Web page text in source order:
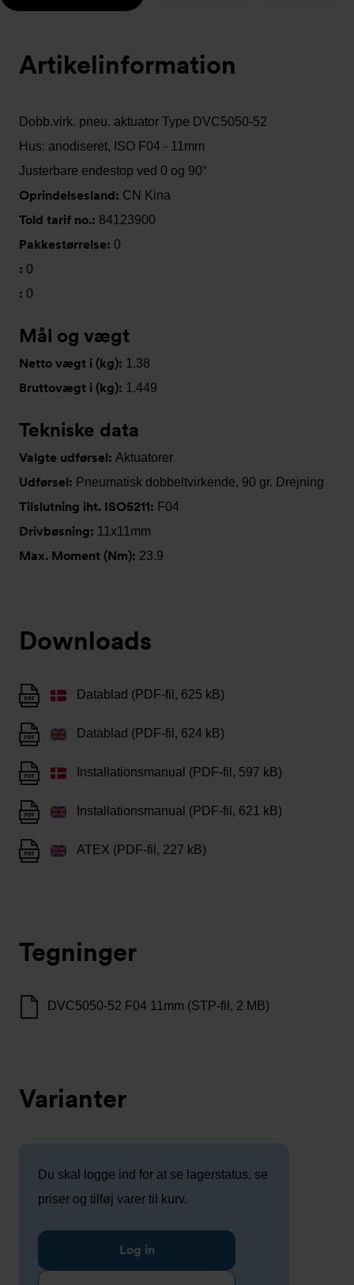
Artikelinformation
Dobb.virk. pneu. aktuator Type DVC5050-52
Hus: anodiseret, ISO F04 - 11mm
Justerbare endestop ved 0 og 90°
Oprindelsesland: CN Kina
Told tarif no.: 84123900
Pakkestørrelse: 0
: 0
: 0
Mål og vægt
Netto vægt i (kg): 1.38
Bruttovægt i (kg): 1.449
Tekniske data
Valgte udførsel: Aktuatorer
Udførsel: Pneumatisk dobbeltvirkende, 90 gr. Drejning
Tilslutning iht. ISO5211: F04
Drivbøsning: 11x11mm
Max. Moment (Nm): 23.9
Downloads
Datablad (PDF-fil, 625 kB)
Datablad (PDF-fil, 624 kB)
Installationsmanual (PDF-fil, 597 kB)
Installationsmanual (PDF-fil, 621 kB)
ATEX (PDF-fil, 227 kB)
Tegninger
DVC5050-52 F04 11mm (STP-fil, 2 MB)
Varianter
Du skal logge ind for at se lagerstatus, se
priser og tilføj varer til kurv.
Log in